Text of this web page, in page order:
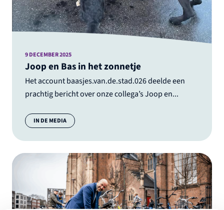
Joop en Bas in het zonnetje
Het account baasjes.van.de.stad.026 deelde een
prachtig bericht over onze collega’s Joop en...
9 DECEMBER 2025
Categorie:
IN DE MEDIA